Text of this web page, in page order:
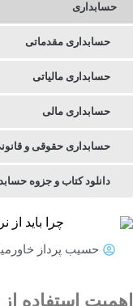
حسابداری
حسابداری مقدماتی
حسابداری مالیاتی
حسابداری مالی
حسابداری حقوقی و
دانلود کتاب و جزوه
حسیب پرداز
اهمیت استفاده